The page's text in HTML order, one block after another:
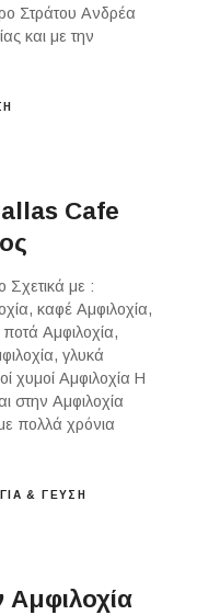
Στράτου Ανδρέα
και με την
Cafe
Σχετικά με :
καφέ Αμφιλοχία,
Αμφιλοχία,
γλυκά
χυμοί Αμφιλοχία Η
στην Αμφιλοχία
πολλά χρόνια
& ΓΕΥΣΗ